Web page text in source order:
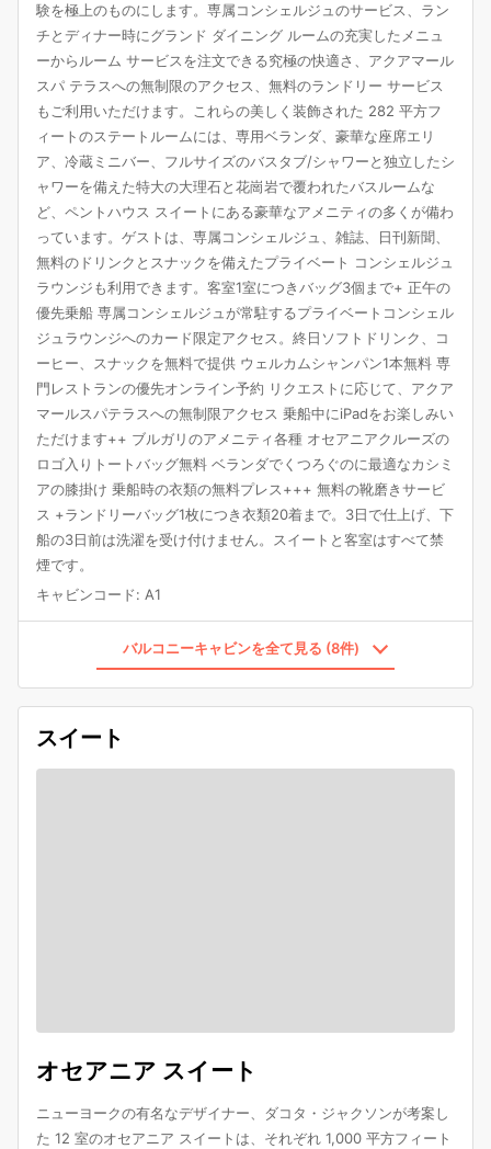
験を極上のものにします。専属コンシェルジュのサービス、ラン
チとディナー時にグランド ダイニング ルームの充実したメニュ
ーからルーム サービスを注文できる究極の快適さ、アクアマール
スパ テラスへの無制限のアクセス、無料のランドリー サービス
もご利用いただけます。これらの美しく装飾された 282 平方フ
ィートのステートルームには、専用ベランダ、豪華な座席エリ
ア、冷蔵ミニバー、フルサイズのバスタブ/シャワーと独立したシ
ャワーを備えた特大の大理石と花崗岩で覆われたバスルームな
ど、ペントハウス スイートにある豪華なアメニティの多くが備わ
っています。ゲストは、専属コンシェルジュ、雑誌、日刊新聞、
無料のドリンクとスナックを備えたプライベート コンシェルジュ
ラウンジも利用できます。客室1室につきバッグ3個まで+ 正午の
優先乗船 専属コンシェルジュが常駐するプライベートコンシェル
ジュラウンジへのカード限定アクセス。終日ソフトドリンク、コ
ーヒー、スナックを無料で提供 ウェルカムシャンパン1本無料 専
門レストランの優先オンライン予約 リクエストに応じて、アクア
マールスパテラスへの無制限アクセス 乗船中にiPadをお楽しみい
ただけます++ ブルガリのアメニティ各種 オセアニアクルーズの
ロゴ入りトートバッグ無料 ベランダでくつろぐのに最適なカシミ
アの膝掛け 乗船時の衣類の無料プレス+++ 無料の靴磨きサービ
ス +ランドリーバッグ1枚につき衣類20着まで。3日で仕上げ、下
船の3日前は洗濯を受け付けません。スイートと客室はすべて禁
煙です。
キャビンコード: A1
バルコニーキャビンを全て見る (8件)
スイート
オセアニア スイート
ニューヨークの有名なデザイナー、ダコタ・ジャクソンが考案し
た 12 室のオセアニア スイートは、それぞれ 1,000 平方フィート